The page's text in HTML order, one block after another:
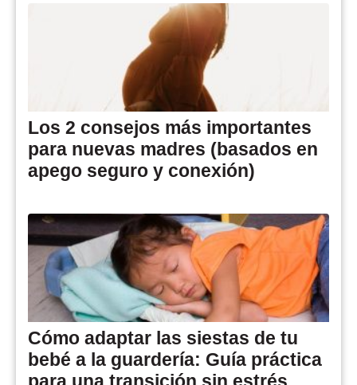
Los 2 consejos más importantes
para nuevas madres (basados en
apego seguro y conexión)
Cómo adaptar las siestas de tu
bebé a la guardería: Guía práctica